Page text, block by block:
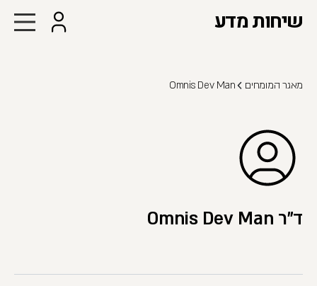
שיחות מדע
מאגר המומחים Omnis Dev Man
ד"ר Omnis Dev Man